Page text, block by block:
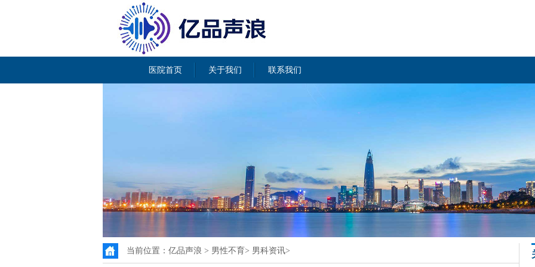
医院首页 关于我们 联系我们
当前位置： 亿品声浪 > 男性不育> 男科资讯>